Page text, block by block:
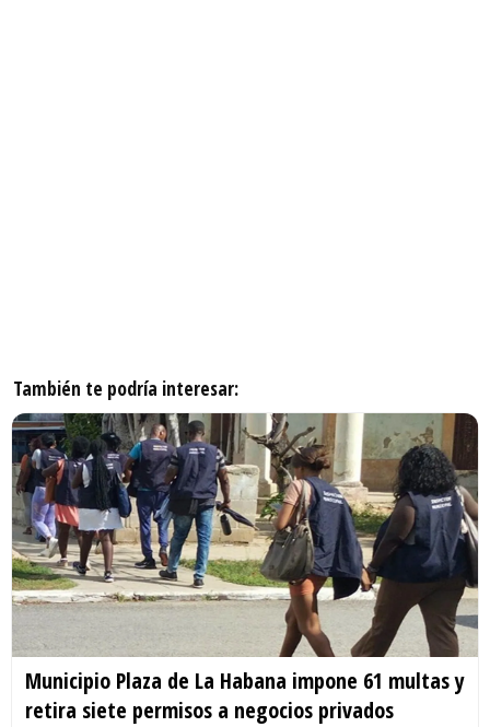
También te podría interesar:
Municipio Plaza de La Habana impone 61 multas y
retira siete permisos a negocios privados